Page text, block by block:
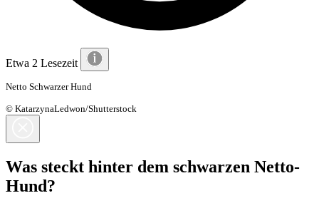
Etwa 2 Lesezeit
Netto Schwarzer Hund
© KatarzynaLedwon/Shutterstock
Was steckt hinter dem schwarzen Netto-
Hund?